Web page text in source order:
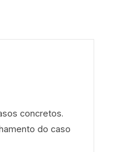
concretos.
do caso